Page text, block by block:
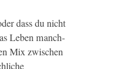
dass du nicht
Leben manch­
Mix zwis­chen